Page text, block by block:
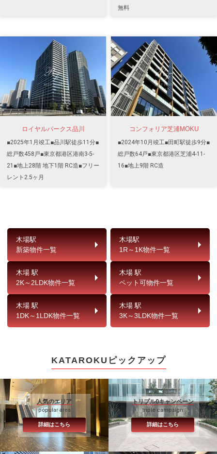
無料
ロイヤルパークス品川
■2025年1月竣工■品川駅徒歩11分■
総戸数458戸■東京都港区港南3-5-
21■地上28階 地下1階 RC造■フリー
レント2.5ヶ月
コンフォリア芝浦MOKU
■2024年10月竣工■田町駅徒歩9分■
総戸数64戸■東京都港区芝浦4-11-
16■地上9階 RC造
木場駅
新築物件一覧
木場駅
1R～1K物件一覧
木場 駅
2K～2LDK物件一覧
木場 駅
ペット可物件一覧
木場 駅
1DK～1LDK物件一覧
木場 駅
3K～3LDK物件一覧
KATAROKUピックアップ
人気のエリア
popular area
詳細はこちら
トリプル0キャンペーン
triple campaign
詳細はこちら